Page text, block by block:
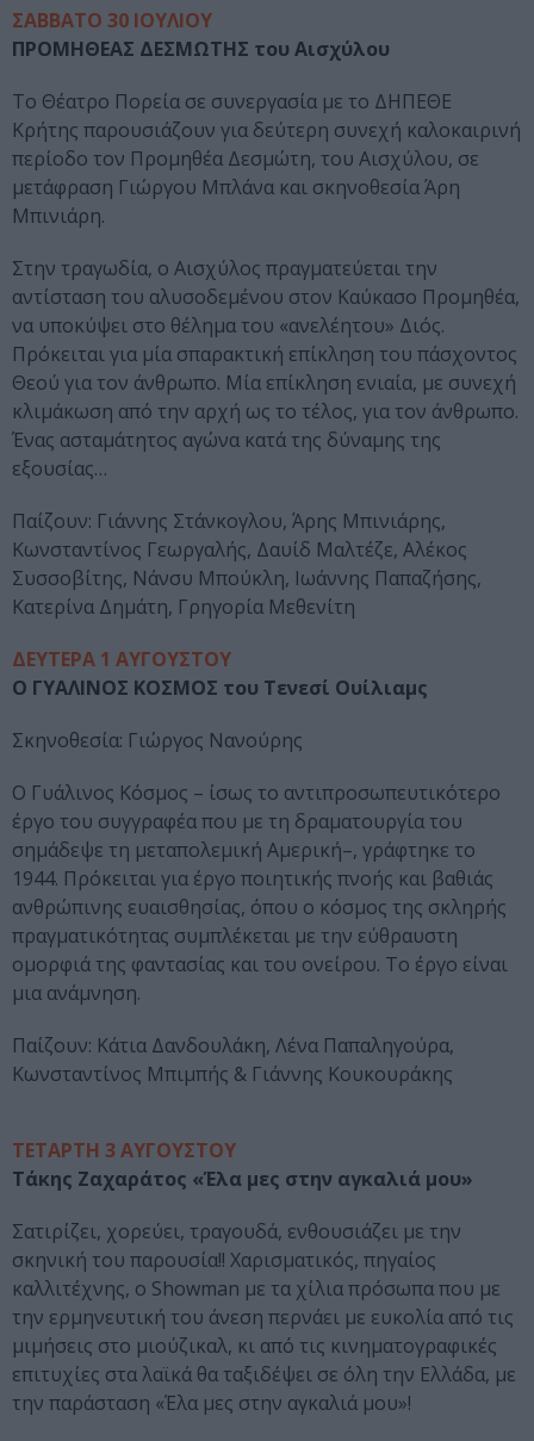
ΣΑΒΒΑΤΟ 30 ΙΟΥΛΙΟΥ
ΠΡΟΜΗΘΕΑΣ ΔΕΣΜΩΤΗΣ του Αισχύλου
Το Θέατρο Πορεία σε συνεργασία με το ΔΗΠΕΘΕ
Κρήτης παρουσιάζουν για δεύτερη συνεχή καλοκαιρινή
περίοδο τον Προμηθέα Δεσμώτη, του Αισχύλου, σε
μετάφραση Γιώργου Μπλάνα και σκηνοθεσία Άρη
Μπινιάρη.
Στην τραγωδία, ο Αισχύλος πραγματεύεται την
αντίσταση του αλυσοδεμένου στον Καύκασο Προμηθέα,
να υποκύψει στο θέλημα του «ανελέητου» Διός.
Πρόκειται για μία σπαρακτική επίκληση του πάσχοντος
Θεού για τον άνθρωπο. Μία επίκληση ενιαία, με συνεχή
κλιμάκωση από την αρχή ως το τέλος, για τον άνθρωπο.
Ένας ασταμάτητος αγώνα κατά της δύναμης της
εξουσίας…
Παίζουν: Γιάννης Στάνκογλου, Άρης Μπινιάρης,
Κωνσταντίνος Γεωργαλής, Δαυίδ Μαλτέζε, Αλέκος
Συσσοβίτης, Νάνσυ Μπούκλη, Ιωάννης Παπαζήσης,
Κατερίνα Δημάτη, Γρηγορία Μεθενίτη
ΔΕΥΤΕΡΑ 1 ΑΥΓΟΥΣΤΟΥ
Ο ΓΥΑΛΙΝΟΣ ΚΟΣΜΟΣ του Τενεσί Ουίλιαμς
Σκηνοθεσία: Γιώργος Νανούρης
Ο Γυάλινος Κόσμος – ίσως το αντιπροσωπευτικότερο
έργο του συγγραφέα που με τη δραματουργία του
σημάδεψε τη μεταπολεμική Αμερική–, γράφτηκε το
1944. Πρόκειται για έργο ποιητικής πνοής και βαθιάς
ανθρώπινης ευαισθησίας, όπου ο κόσμος της σκληρής
πραγματικότητας συμπλέκεται με την εύθραυστη
ομορφιά της φαντασίας και του ονείρου. Το έργο είναι
μια ανάμνηση.
Παίζουν: Κάτια Δανδουλάκη, Λένα Παπαληγούρα,
Κωνσταντίνος Μπιμπής & Γιάννης Κουκουράκης
ΤΕΤΑΡΤΗ 3 ΑΥΓΟΥΣΤΟΥ
Τάκης Ζαχαράτος «Έλα μες στην αγκαλιά μου»
Σατιρίζει, χορεύει, τραγουδά, ενθουσιάζει με την
σκηνική του παρουσία!! Χαρισματικός, πηγαίος
καλλιτέχνης, ο Showman με τα χίλια πρόσωπα που με
την ερμηνευτική του άνεση περνάει με ευκολία από τις
μιμήσεις στο μιούζικαλ, κι από τις κινηματογραφικές
επιτυχίες στα λαϊκά θα ταξιδέψει σε όλη την Ελλάδα, με
την παράσταση «Έλα μες στην αγκαλιά μου»!